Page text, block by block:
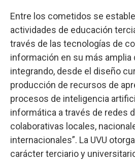
Entre los cometidos se
actividades de educación
través de las tecnologías de
información en su más amplia
integrando, desde el diseño
producción de recursos de
procesos de inteligencia
informática a través de redes
colaborativas locales,
internacionales”. La UVU
carácter terciario y